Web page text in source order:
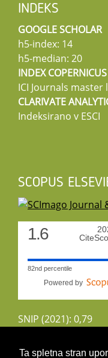
Ta spletna stran
INDEKS
GOOGLE SCHOLAR
h5-index: 14
h5-median: 20
INDEX COPERNICUS
ICI Journals master
CLARIVATE
Indeksirano v ESCI
SCOPUS
1.6
82nd percentile
Powered by
SNIP (2021): 0,79